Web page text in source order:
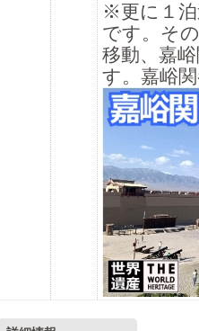
※更に１泊
です。そ
移動、嘉
す。嘉峪